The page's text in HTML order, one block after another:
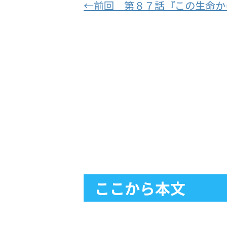
←前回 第８７話『この生命か
ここから本文